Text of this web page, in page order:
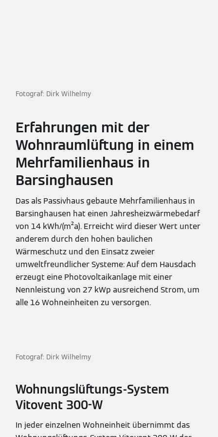
Fotograf: Dirk Wilhelmy
Erfahrungen mit der
Wohnraumlüftung in einem
Mehrfamilienhaus in
Barsinghausen
Das als Passivhaus gebaute Mehrfamilienhaus in
Barsinghausen hat einen Jahresheizwärmebedarf
von 14 kWh/(m²a). Erreicht wird dieser Wert unter
anderem durch den hohen baulichen
Wärmeschutz und den Einsatz zweier
umweltfreundlicher Systeme: Auf dem Hausdach
erzeugt eine Photovoltaikanlage mit einer
Nennleistung von 27 kWp ausreichend Strom, um
alle 16 Wohneinheiten zu versorgen.
Fotograf: Dirk Wilhelmy
Wohnungslüftungs-System
Vitovent 300-W
In jeder einzelnen Wohneinheit übernimmt das